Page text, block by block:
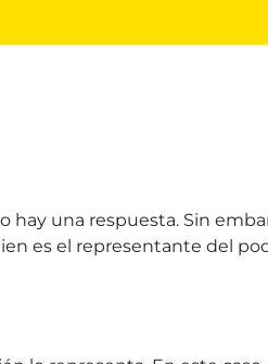
una respuesta. Sin
es el representante del